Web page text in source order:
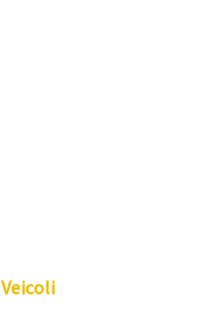
Veicoli